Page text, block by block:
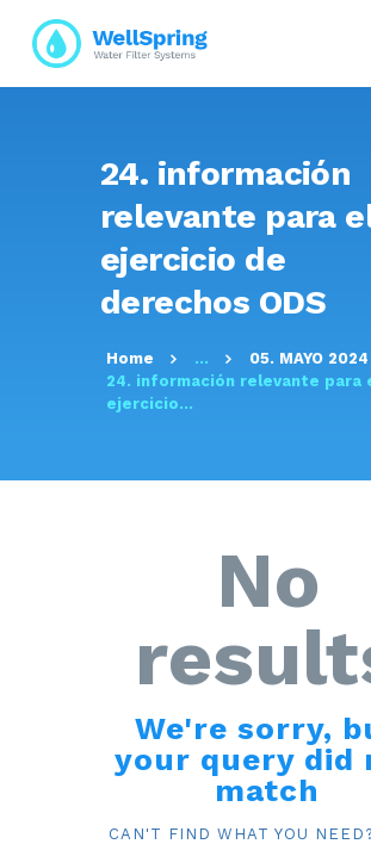
24. información
relevante para
ejercicio de
derechos ODS
Home ...
05. MAYO 2024
24. información relevante para
ejercicio...
INICIO
NOSOTROS
PLANES Y PROYECTOS
SERVICIOS
ATENCIÓN AL CLIENTE
RESOLUCIONES
CONTACTO E
No
We're sorry,
your query did
match
CAN'T FIND WHAT YOU